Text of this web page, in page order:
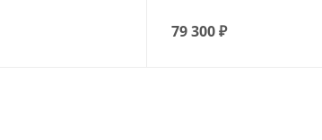
79 300₽